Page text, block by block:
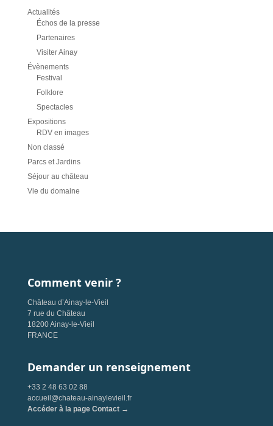
Actualités
Échos de la presse
Partenaires
Visiter Ainay
Évènements
Festival
Folklore
Spectacles
Expositions
RDV en images
Non classé
Parcs et Jardins
Séjour au château
Vie du domaine
Comment venir ?
Château d’Ainay-le-Vieil
7 rue du Château
18200 Ainay-le-Vieil
FRANCE
Demander un renseignement
+33 2 48 63 02 88
accueil@chateau-ainaylevieil.fr
Accéder à la page Contact →